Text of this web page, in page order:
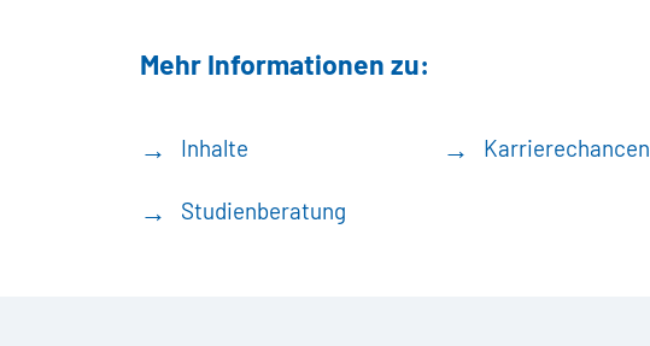
Mehr Informationen zu:
Inhalte Karrierechancen
Studienberatung